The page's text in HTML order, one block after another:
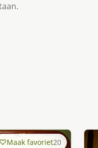
Maak favoriet20